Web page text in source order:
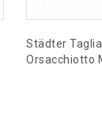
Städter
Orsacchiotto